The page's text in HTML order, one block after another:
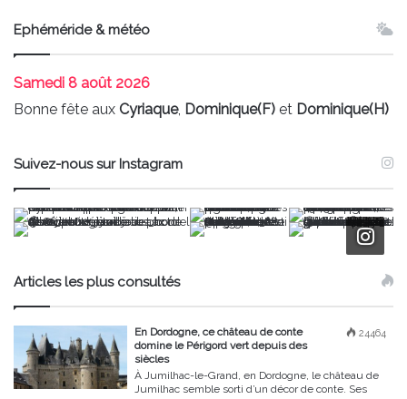
Ephéméride & météo
Samedi 8 août 2026
Bonne fête aux Cyriaque, Dominique(F) et Dominique(H)
Suivez-nous sur Instagram
Articles les plus consultés
24464
En Dordogne, ce château de conte
domine le Périgord vert depuis des
siècles
À Jumilhac-le-Grand, en Dordogne, le château de
Jumilhac semble sorti d’un décor de conte. Ses